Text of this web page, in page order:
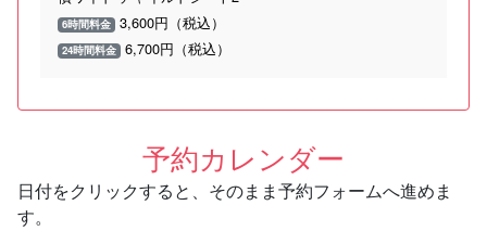
6時間料金 3,600円（税込）
24時間料金 6,700円（税込）
予約カレンダー
日付をクリックすると、そのまま予約フォームへ進めま
す。